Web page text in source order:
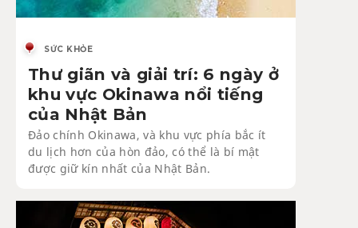
SỨC KHỎE
Thư giãn và giải trí: 6 ngày ở
khu vực Okinawa nổi tiếng
của Nhật Bản
Đảo chính Okinawa, và khu vực phía bắc ít
du lịch hơn của hòn đảo, có thể là bí mật
được giữ kín nhất của Nhật Bản.